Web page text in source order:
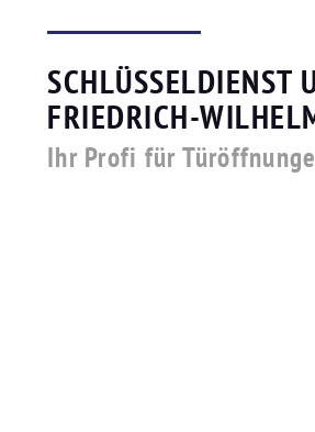
SCHLÜSSELDIENST
FRIEDRICH-
Ihr Profi für